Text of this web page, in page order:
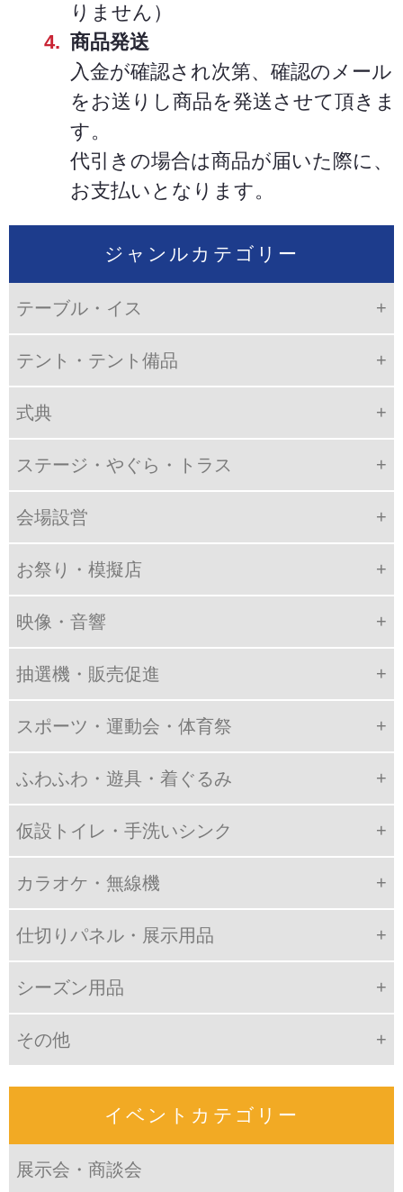
ジャンルカテゴリー
テーブル・イス
テント・テント備品
式典
ステージ・やぐら・トラス
会場設営
お祭り・模擬店
映像・音響
抽選機・販売促進
スポーツ・運動会・体育祭
ふわふわ・遊具・着ぐるみ
仮設トイレ・手洗いシンク
カラオケ・無線機
仕切りパネル・展示用品
シーズン用品
その他
イベントカテゴリー
展示会・商談会
りません）
商品発送
入金が確認され次第、確認のメール
をお送りし商品を発送させて頂きま
す。
代引きの場合は商品が届いた際に、
お支払いとなります。